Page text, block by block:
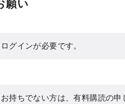
願い
グインが必要です。
持ちでない方は、有料購読の申